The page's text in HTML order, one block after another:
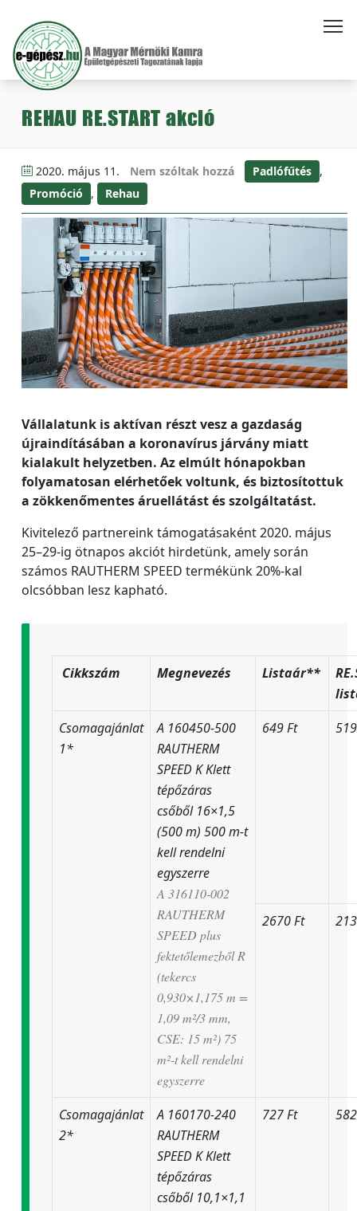
REHAU RE.START akció
2020. május 11. Nem szóltak hozzá Padlófűtés ,
Promóció
, Rehau
Vállalatunk is aktívan részt vesz a gazdaság
újraindításában a koronavírus járvány miatt
kialakult helyzetben. Az elmúlt hónapokban
folyamatosan elérhetőek voltunk, és biztosítottuk
a zökkenőmentes áruellátást és szolgáltatást.
Kivitelező partnereink támogatásaként 2020. május
25–29-ig ötnapos akciót hirdetünk, amely során
számos RAUTHERM SPEED termékünk 20%-kal
olcsóbban lesz kapható.
Cikkszám Megnevezés Listaár**
Csomagajánlat
1*
A 160450-500
RAUTHERM
SPEED K Klett
tépőzáras
csőből 16×1,5
(500 m) 500 m-t
kell rendelni
egyszerre
A 316110-002
RAUTHERM
SPEED plus
fektetőlemezből R
(tekercs
0,930×1,175 m =
1,09 m²/3 mm,
CSE: 15 m²) 75
m²-t kell rendelni
egyszerre
649 Ft
2670 Ft
Csomagajánlat
2*
A 160170-240
RAUTHERM
SPEED K Klett
tépőzáras
csőből 10,1×1,1
727 Ft